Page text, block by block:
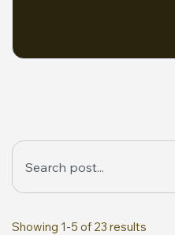
Showing 1-5 of 23 results